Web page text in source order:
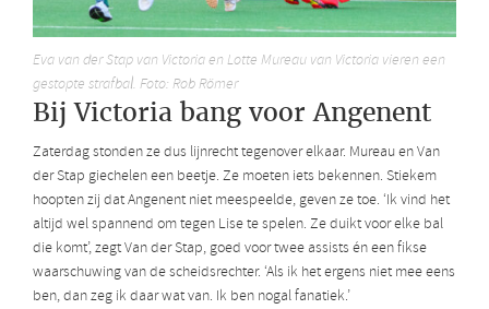
Eva van der Stap van Victoria en Lotte Mureau van Victoria vieren een
gestopte strafbal. Foto: Rob Römer
Bij Victoria bang voor Angenent
Zaterdag stonden ze dus lijnrecht tegenover elkaar. Mureau en Van
der Stap giechelen een beetje. Ze moeten iets bekennen. Stiekem
hoopten zij dat Angenent niet meespeelde, geven ze toe. ‘Ik vind het
altijd wel spannend om tegen Lise te spelen. Ze duikt voor elke bal
die komt’, zegt Van der Stap, goed voor twee assists én een fikse
waarschuwing van de scheidsrechter. ‘Als ik het ergens niet mee eens
ben, dan zeg ik daar wat van. Ik ben nogal fanatiek.’